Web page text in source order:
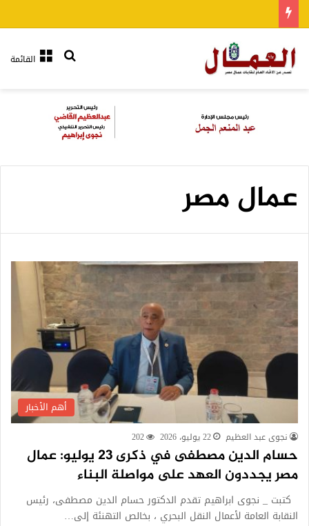
القائمةبحث عن
عمال مصر
أهم الأخبار
نجوى عبد العظيم 22 يوليو، 2026 202
حسام الدين مصطفى في ذكرى 23 يوليو: عمال
مصر يجددون العهد على مواصلة البناء
كتبت _ نجوى ابراهيم تقدم الدكتور حسام الدين مصطفى، رئيس
النقابة العامة لأعمال النقل البحري ، بخالص التهنئة إلى…